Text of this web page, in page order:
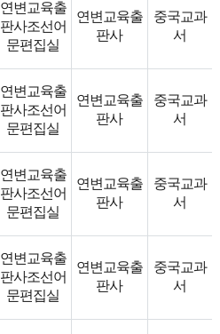
연변교육출
판사조선어
문편집실
연변교육출
판사
중국교과
서
연변교육출
판사조선어
문편집실
연변교육출
판사
중국교과
서
연변교육출
판사조선어
문편집실
연변교육출
판사
중국교과
서
연변교육출
판사조선어
문편집실
연변교육출
판사
중국교과
서